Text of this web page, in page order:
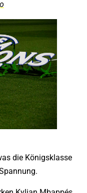
die Königsklasse